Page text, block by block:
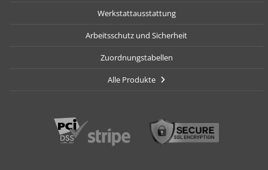
Werkstattausstattung
Arbeitsschutz und Sicherheit
Zuordnungstabellen
Alle Produkte